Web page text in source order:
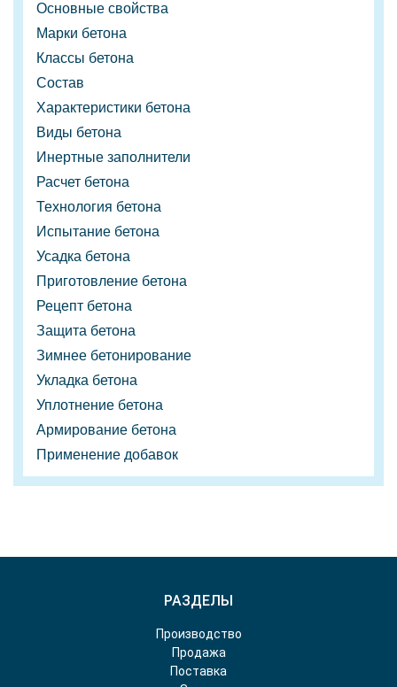
Основные свойства
Марки бетона
Классы бетона
Состав
Характеристики бетона
Виды бетона
Инертные заполнители
Расчет бетона
Технология бетона
Испытание бетона
Усадка бетона
Приготовление бетона
Рецепт бетона
Защита бетона
Зимнее бетонирование
Укладка бетона
Уплотнение бетона
Армирование бетона
Применение добавок
РАЗДЕЛЫ
Производство
Продажа
Поставка